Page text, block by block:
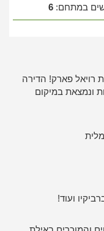
במתחם: 6
רויאל פארק! הדירה
ונמצאת במיקום
ועוד!